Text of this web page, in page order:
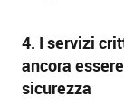
4. I servizi
ancora
sicurezza